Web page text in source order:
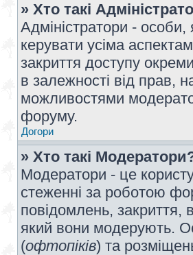
» Хто такі
Адміністратори -
керувати усіма
закриття доступу
в залежності від прав,
можливостями
форуму.
Догори
» Хто такі
Модератори - це
стеженні за роботою
повідомлень,
який вони модерують.
(офтопіків) та